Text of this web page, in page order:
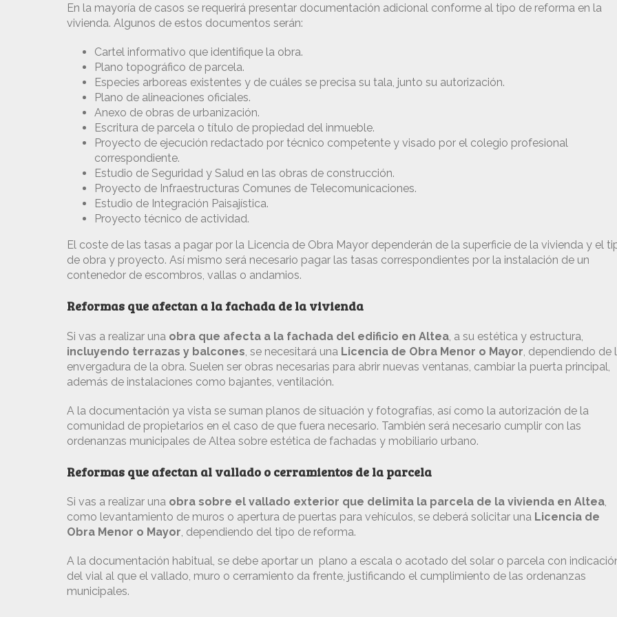
En la mayoría de casos se requerirá presentar documentación adicional conforme al tipo de reforma en la
vivienda. Algunos de estos documentos serán:
Cartel informativo que identifique la obra.
Plano topográfico de parcela.
Especies arboreas existentes y de cuáles se precisa su tala, junto su autorización.
Plano de alineaciones oficiales.
Anexo de obras de urbanización.
Escritura de parcela o título de propiedad del inmueble.
Proyecto de ejecución redactado por técnico competente y visado por el colegio profesional
correspondiente.
Estudio de Seguridad y Salud en las obras de construcción.
Proyecto de Infraestructuras Comunes de Telecomunicaciones.
Estudio de Integración Paisajística.
Proyecto técnico de actividad.
El coste de las tasas a pagar por la Licencia de Obra Mayor dependerán de la superficie de la vivienda y el
de obra y proyecto. Así mismo será necesario pagar las tasas correspondientes por la instalación de un
contenedor de escombros, vallas o andamios.
Reformas que afectan a la fachada de la vivienda
Si vas a realizar una obra que afecta a la fachada del edificio en Altea , a su estética y estructura,
incluyendo terrazas y balcones , se necesitará una Licencia de Obra Menor o Mayor , dependiendo de
envergadura de la obra. Suelen ser obras necesarias para abrir nuevas ventanas, cambiar la puerta principal,
además de instalaciones como bajantes, ventilación.
A la documentación ya vista se suman planos de situación y fotografías, así como la autorización de la
comunidad de propietarios en el caso de que fuera necesario. También será necesario cumplir con las
ordenanzas municipales de Altea sobre estética de fachadas y mobiliario urbano.
Reformas que afectan al vallado o cerramientos de la parcela
Si vas a realizar una obra sobre el vallado exterior que delimita la parcela de la vivienda en Altea,
como levantamiento de muros o apertura de puertas para vehículos, se deberá solicitar una Licencia de
Obra Menor o Mayor, dependiendo del tipo de reforma.
A la documentación habitual, se debe aportar un plano a escala o acotado del solar o parcela con
del vial al que el vallado, muro o cerramiento da frente, justificando el cumplimiento de las ordenanzas
municipales.